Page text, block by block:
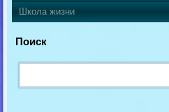
Школа жизни
Поиск